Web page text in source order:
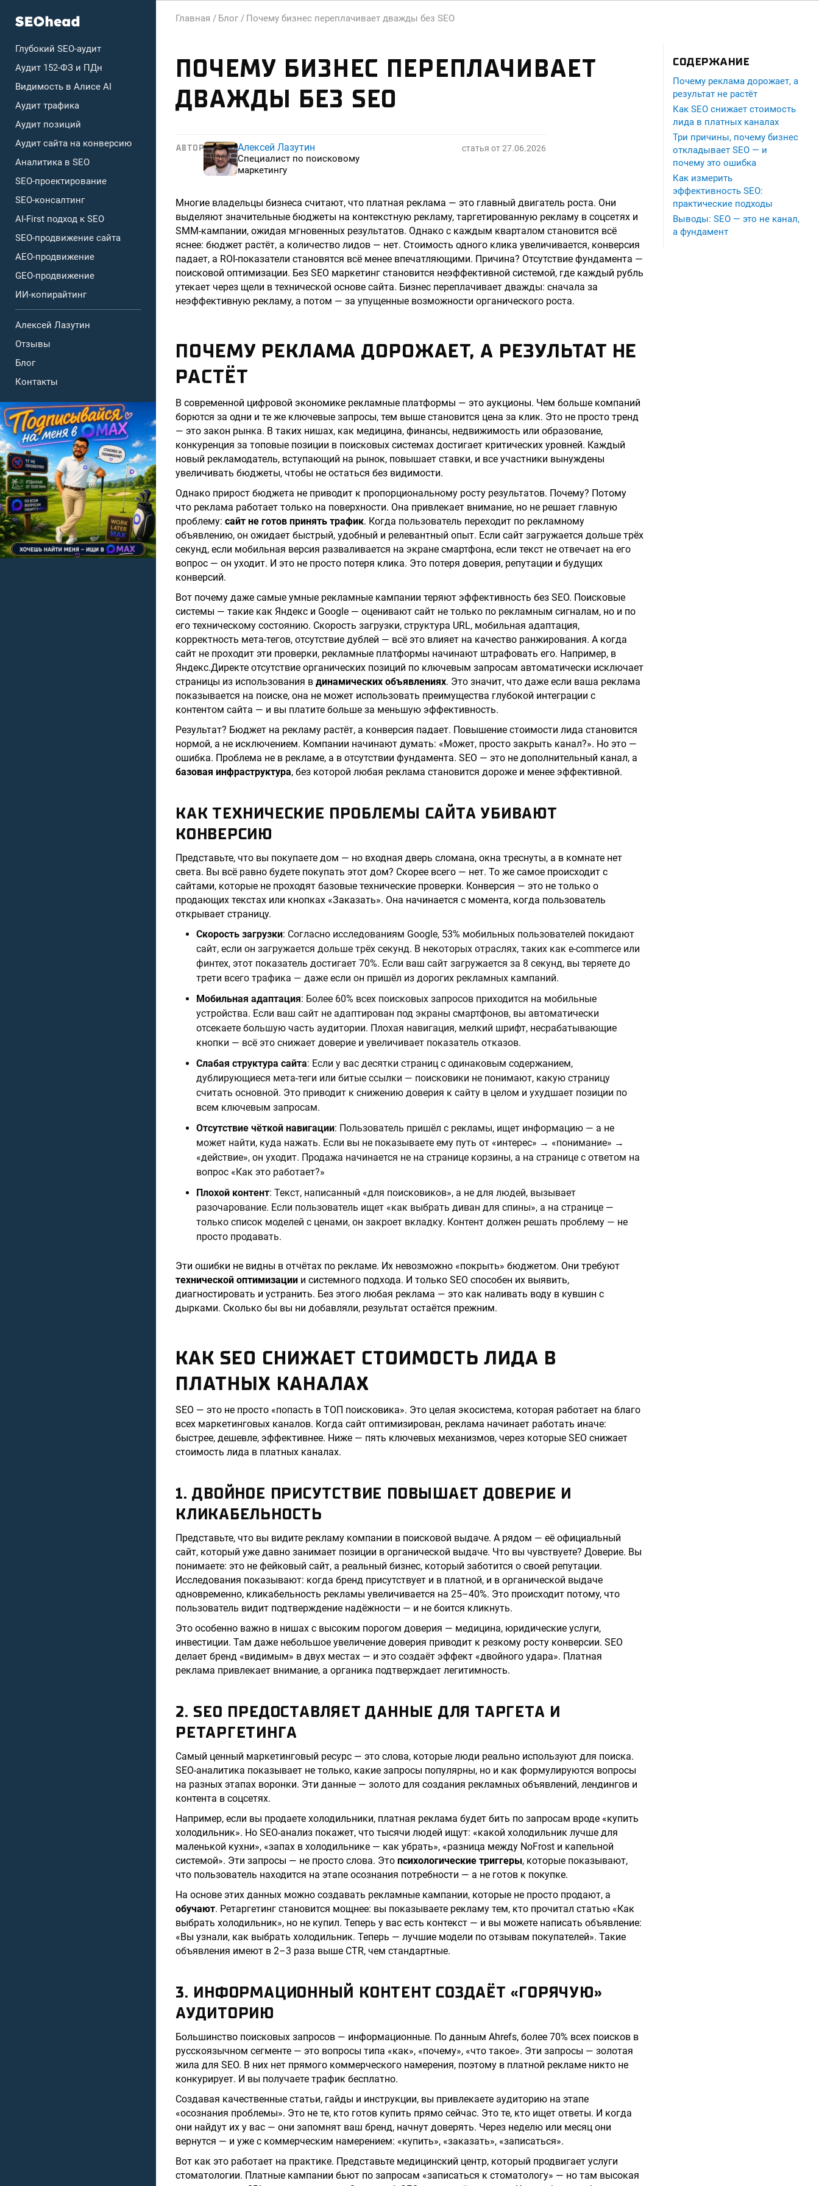
Глубокий SEO-аудит
Аудит 152-ФЗ и ПДн
Видимость в Алисе AI
Аудит трафика
Аудит позиций
Аудит сайта на конверсию
Аналитика в SEO
SEO-проектирование
SEO-консалтинг
AI-First подход к SEO
SEO-продвижение сайта
AEO-продвижение
GEO-продвижение
ИИ-копирайтинг
Алексей Лазутин
Отзывы
Блог
Контакты
Главная / Блог / Почему бизнес переплачивает дважды без SEO
ПОЧЕМУ БИЗНЕС ПЕРЕПЛАЧИВАЕТ
ДВАЖДЫ БЕЗ SEO
АВТОР статья от27.06.2026
Алексей Лазутин
Специалист по поисковому
маркетингу
Многие владельцы бизнеса считают, что платная реклама — это главный двигатель роста. Они
выделяют значительные бюджеты на контекстную рекламу, таргетированную рекламу в соцсетях и
SMM-кампании, ожидая мгновенных результатов. Однако с каждым кварталом становится всё
яснее: бюджет растёт, а количество лидов — нет. Стоимость одного клика увеличивается, конверсия
падает, а ROI-показатели становятся всё менее впечатляющими. Причина? Отсутствие фундамента —
поисковой оптимизации. Без SEO маркетинг становится неэффективной системой, где каждый рубль
утекает через щели в технической основе сайта. Бизнес переплачивает дважды: сначала за
неэффективную рекламу, а потом — за упущенные возможности органического роста.
ПОЧЕМУ РЕКЛАМА ДОРОЖАЕТ, А РЕЗУЛЬТАТ НЕ
РАСТЁТ
В современной цифровой экономике рекламные платформы — это аукционы. Чем больше компаний
борются за одни и те же ключевые запросы, тем выше становится цена за клик. Это не просто тренд
— это закон рынка. В таких нишах, как медицина, финансы, недвижимость или образование,
конкуренция за топовые позиции в поисковых системах достигает критических уровней. Каждый
новый рекламодатель, вступающий на рынок, повышает ставки, и все участники вынуждены
увеличивать бюджеты, чтобы не остаться без видимости.
Однако прирост бюджета не приводит к пропорциональному росту результатов. Почему? Потому
что реклама работает только на поверхности. Она привлекает внимание, но не решает главную
проблему: сайт не готов принять трафик. Когда пользователь переходит по рекламному
объявлению, он ожидает быстрый, удобный и релевантный опыт. Если сайт загружается дольше трёх
секунд, если мобильная версия разваливается на экране смартфона, если текст не отвечает на его
вопрос — он уходит. И это не просто потеря клика. Это потеря доверия, репутации и будущих
конверсий.
Вот почему даже самые умные рекламные кампании теряют эффективность без SEO. Поисковые
системы — такие как Яндекс и Google — оценивают сайт не только по рекламным сигналам, но и по
его техническому состоянию. Скорость загрузки, структура URL, мобильная адаптация,
корректность мета-тегов, отсутствие дублей — всё это влияет на качество ранжирования. А когда
сайт не проходит эти проверки, рекламные платформы начинают штрафовать его. Например, в
Яндекс.Директе отсутствие органических позиций по ключевым запросам автоматически исключает
страницы из использования в динамических объявлениях. Это значит, что даже если ваша реклама
показывается на поиске, она не может использовать преимущества глубокой интеграции с
контентом сайта — и вы платите больше за меньшую эффективность.
Результат? Бюджет на рекламу растёт, а конверсия падает. Повышение стоимости лида становится
нормой, а не исключением. Компании начинают думать: «Может, просто закрыть канал?». Но это —
ошибка. Проблема не в рекламе, а в отсутствии фундамента. SEO — это не дополнительный канал, а
базовая инфраструктура, без которой любая реклама становится дороже и менее эффективной.
КАК ТЕХНИЧЕСКИЕ ПРОБЛЕМЫ САЙТА УБИВАЮТ
КОНВЕРСИЮ
Представьте, что вы покупаете дом — но входная дверь сломана, окна треснуты, а в комнате нет
света. Вы всё равно будете покупать этот дом? Скорее всего — нет. То же самое происходит с
сайтами, которые не проходят базовые технические проверки. Конверсия — это не только о
продающих текстах или кнопках «Заказать». Она начинается с момента, когда пользователь
открывает страницу.
Скорость загрузки: Согласно исследованиям Google, 53% мобильных пользователей покидают
сайт, если он загружается дольше трёх секунд. В некоторых отраслях, таких как e-commerce или
финтех, этот показатель достигает 70%. Если ваш сайт загружается за 8 секунд, вы теряете до
трети всего трафика — даже если он пришёл из дорогих рекламных кампаний.
Мобильная адаптация: Более 60% всех поисковых запросов приходится на мобильные
устройства. Если ваш сайт не адаптирован под экраны смартфонов, вы автоматически
отсекаете большую часть аудитории. Плохая навигация, мелкий шрифт, несрабатывающие
кнопки — всё это снижает доверие и увеличивает показатель отказов.
Слабая структура сайта: Если у вас десятки страниц с одинаковым содержанием,
дублирующиеся мета-теги или битые ссылки — поисковики не понимают, какую страницу
считать основной. Это приводит к снижению доверия к сайту в целом и ухудшает позиции по
всем ключевым запросам.
Отсутствие чёткой навигации: Пользователь пришёл с рекламы, ищет информацию — а не
может найти, куда нажать. Если вы не показываете ему путь от «интерес» → «понимание» →
«действие», он уходит. Продажа начинается не на странице корзины, а на странице с ответом на
вопрос «Как это работает?»
Плохой контент: Текст, написанный «для поисковиков», а не для людей, вызывает
разочарование. Если пользователь ищет «как выбрать диван для спины», а на странице —
только список моделей с ценами, он закроет вкладку. Контент должен решать проблему — не
просто продавать.
Эти ошибки не видны в отчётах по рекламе. Их невозможно «покрыть» бюджетом. Они требуют
технической оптимизации и системного подхода. И только SEO способен их выявить,
диагностировать и устранить. Без этого любая реклама — это как наливать воду в кувшин с
дырками. Сколько бы вы ни добавляли, результат остаётся прежним.
КАК SEO СНИЖАЕТ СТОИМОСТЬ ЛИДА В
ПЛАТНЫХ КАНАЛАХ
SEO — это не просто «попасть в ТОП поисковика». Это целая экосистема, которая работает на благо
всех маркетинговых каналов. Когда сайт оптимизирован, реклама начинает работать иначе:
быстрее, дешевле, эффективнее. Ниже — пять ключевых механизмов, через которые SEO снижает
стоимость лида в платных каналах.
1. ДВОЙНОЕ ПРИСУТСТВИЕ ПОВЫШАЕТ ДОВЕРИЕ И
КЛИКАБЕЛЬНОСТЬ
Представьте, что вы видите рекламу компании в поисковой выдаче. А рядом — её официальный
сайт, который уже давно занимает позиции в органической выдаче. Что вы чувствуете? Доверие. Вы
понимаете: это не фейковый сайт, а реальный бизнес, который заботится о своей репутации.
Исследования показывают: когда бренд присутствует и в платной, и в органической выдаче
одновременно, кликабельность рекламы увеличивается на 25–40%. Это происходит потому, что
пользователь видит подтверждение надёжности — и не боится кликнуть.
Это особенно важно в нишах с высоким порогом доверия — медицина, юридические услуги,
инвестиции. Там даже небольшое увеличение доверия приводит к резкому росту конверсии. SEO
делает бренд «видимым» в двух местах — и это создаёт эффект «двойного удара». Платная
реклама привлекает внимание, а органика подтверждает легитимность.
2. SEO ПРЕДОСТАВЛЯЕТ ДАННЫЕ ДЛЯ ТАРГЕТА И
РЕТАРГЕТИНГА
Самый ценный маркетинговый ресурс — это слова, которые люди реально используют для поиска.
SEO-аналитика показывает не только, какие запросы популярны, но и как формулируются вопросы
на разных этапах воронки. Эти данные — золото для создания рекламных объявлений, лендингов и
контента в соцсетях.
Например, если вы продаете холодильники, платная реклама будет бить по запросам вроде «купить
холодильник». Но SEO-анализ покажет, что тысячи людей ищут: «какой холодильник лучше для
маленькой кухни», «запах в холодильнике — как убрать», «разница между NoFrost и капельной
системой». Эти запросы — не просто слова. Это психологические триггеры, которые показывают,
что пользователь находится на этапе осознания потребности — а не готов к покупке.
На основе этих данных можно создавать рекламные кампании, которые не просто продают, а
обучают. Ретаргетинг становится мощнее: вы показываете рекламу тем, кто прочитал статью «Как
выбрать холодильник», но не купил. Теперь у вас есть контекст — и вы можете написать объявление:
«Вы узнали, как выбрать холодильник. Теперь — лучшие модели по отзывам покупателей». Такие
объявления имеют в 2–3 раза выше CTR, чем стандартные.
3. ИНФОРМАЦИОННЫЙ КОНТЕНТ СОЗДАЁТ «ГОРЯЧУЮ»
АУДИТОРИЮ
Большинство поисковых запросов — информационные. По данным Ahrefs, более 70% всех поисков в
русскоязычном сегменте — это вопросы типа «как», «почему», «что такое». Эти запросы — золотая
жила для SEO. В них нет прямого коммерческого намерения, поэтому в платной рекламе никто не
конкурирует. И вы получаете трафик бесплатно.
Создавая качественные статьи, гайды и инструкции, вы привлекаете аудиторию на этапе
«осознания проблемы». Это не те, кто готов купить прямо сейчас. Это те, кто ищет ответы. И когда
они найдут их у вас — они запомнят ваш бренд, начнут доверять. Через неделю или месяц они
вернутся — и уже с коммерческим намерением: «купить», «заказать», «записаться».
Вот как это работает на практике. Представьте медицинский центр, который продвигает услуги
стоматологии. Платные кампании бьют по запросам «записаться к стоматологу» — но там высокая
СОДЕРЖАНИЕ
Почему реклама дорожает, а
результат не растёт
Как SEO снижает стоимость
лида в платных каналах
Три причины, почему бизнес
откладывает SEO — и
почему это ошибка
Как измерить
эффективность SEO:
практические подходы
Выводы: SEO — это не канал,
а фундамент